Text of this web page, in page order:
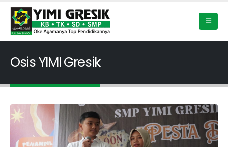
Osis YIMI Gresik